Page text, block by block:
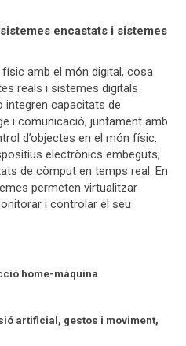
encastats i sistemes
amb el món digital, cosa
reals i sistemes digitals
integren capacitats de
i comunicació, juntament amb
d’objectes en el món físic.
electrònics embeguts,
de còmput en temps real. En
permeten virtualitzar
i controlar el seu
home-màquina
artificial, gestos i moviment,